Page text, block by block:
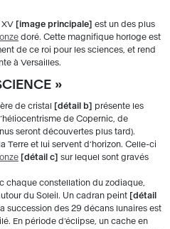
XV image principale
est un des plus
doré. Cette magnifique horloge est
de ce roi pour les sciences, et rend
à Versailles.
»
de cristal détail b
présente les
de Copernic, de
seront découvertes plus tard).
Terre et lui servent d’horizon. Celle-ci
détail c
sur lequel sont gravés
chaque constellation du zodiaque,
du Soleil. Un cadran peint
détail
succession des 29 décans lunaires est
En période d’éclipse, un cache en